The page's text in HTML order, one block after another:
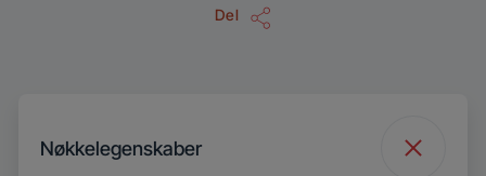
Del
Nøkkelegenskaber